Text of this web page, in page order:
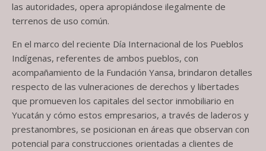
las autoridades, opera apropiándose ilegalmente de
terrenos de uso común.
En el marco del reciente Día Internacional de los Pueblos
Indígenas, referentes de ambos pueblos, con
acompañamiento de la Fundación Yansa, brindaron detalles
respecto de las vulneraciones de derechos y libertades
que promueven los capitales del sector inmobiliario en
Yucatán y cómo estos empresarios, a través de laderos y
prestanombres, se posicionan en áreas que observan con
potencial para construcciones orientadas a clientes de